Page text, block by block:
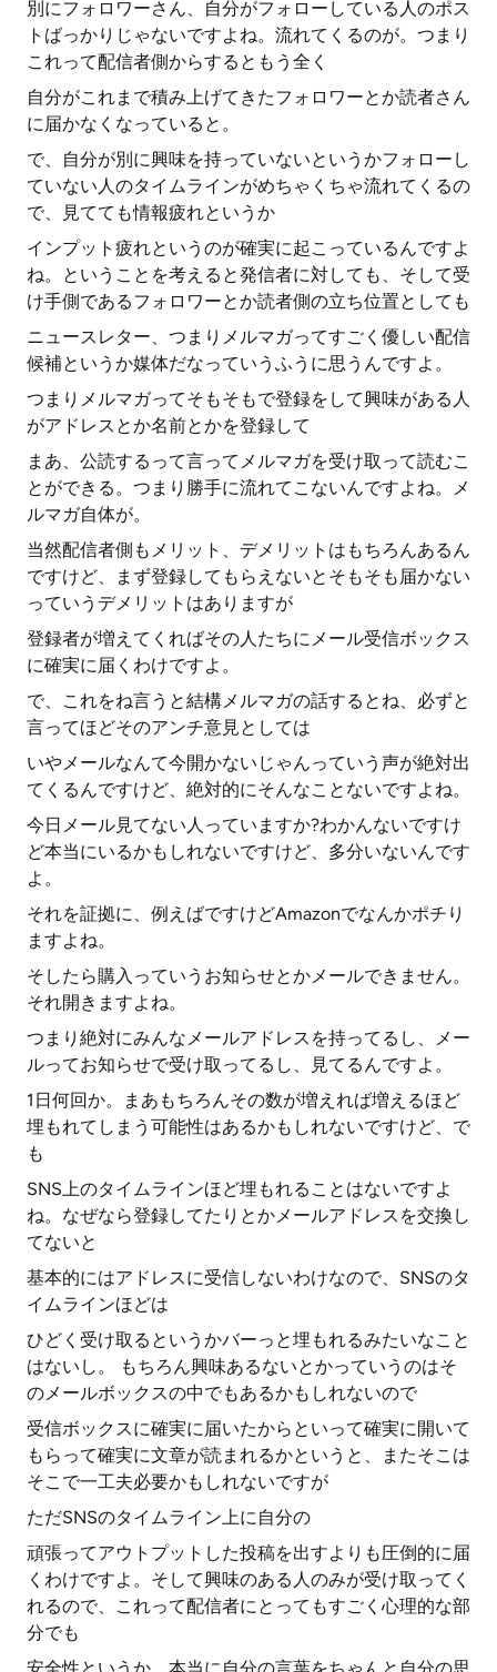
別にフォロワーさん、自分がフォローしている人のポス
トばっかりじゃないですよね。流れてくるのが。つまり
これって配信者側からするともう全く
自分がこれまで積み上げてきたフォロワーとか読者さん
に届かなくなっていると。
で、自分が別に興味を持っていないというかフォローし
ていない人のタイムラインがめちゃくちゃ流れてくるの
で、見てても情報疲れというか
インプット疲れというのが確実に起こっているんですよ
ね。ということを考えると発信者に対しても、そして受
け手側であるフォロワーとか読者側の立ち位置としても
ニュースレター、つまりメルマガってすごく優しい配信
候補というか媒体だなっていうふうに思うんですよ。
つまりメルマガってそもそもで登録をして興味がある人
がアドレスとか名前とかを登録して
まあ、公読するって言ってメルマガを受け取って読むこ
とができる。つまり勝手に流れてこないんですよね。メ
ルマガ自体が。
当然配信者側もメリット、デメリットはもちろんあるん
ですけど、まず登録してもらえないとそもそも届かない
っていうデメリットはありますが
登録者が増えてくればその人たちにメール受信ボックス
に確実に届くわけですよ。
で、これをね言うと結構メルマガの話するとね、必ずと
言ってほどそのアンチ意見としては
いやメールなんて今開かないじゃんっていう声が絶対出
てくるんですけど、絶対的にそんなことないですよね。
今日メール見てない人っていますか?わかんないですけ
ど本当にいるかもしれないですけど、多分いないんです
よ。
それを証拠に、例えばですけどAmazonでなんかポチり
ますよね。
そしたら購入っていうお知らせとかメールできません。
それ開きますよね。
つまり絶対にみんなメールアドレスを持ってるし、メー
ルってお知らせで受け取ってるし、見てるんですよ。
1日何回か。まあもちろんその数が増えれば増えるほど
埋もれてしまう可能性はあるかもしれないですけど、で
も
SNS上のタイムラインほど埋もれることはないですよ
ね。なぜなら登録してたりとかメールアドレスを交換し
てないと
基本的にはアドレスに受信しないわけなので、SNSのタ
イムラインほどは
ひどく受け取るというかバーっと埋もれるみたいなこと
はないし。 もちろん興味あるないとかっていうのはそ
のメールボックスの中でもあるかもしれないので
受信ボックスに確実に届いたからといって確実に開いて
もらって確実に文章が読まれるかというと、またそこは
そこで一工夫必要かもしれないですが
ただSNSのタイムライン上に自分の
頑張ってアウトプットした投稿を出すよりも圧倒的に届
くわけですよ。そして興味のある人のみが受け取ってく
れるので、これって配信者にとってもすごく心理的な部
分でも